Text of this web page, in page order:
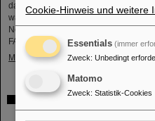
das Experiment am japanischen
war dabei der erstmalige Einsatz des
Neutronendetektors NeuLAND, der
FAIR ...
Mehr »
Über 100 Teilnehmende:
Biophysik organisieren
Cookie-Hinweis und weitere
Essentials (immer
Zweck: Unbedingt
Matomo
Zweck: Statistik-Cookies